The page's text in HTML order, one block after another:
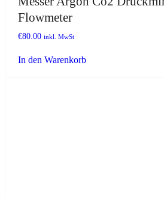
Flowmeter
€80.00 inkl. MwSt
In den Warenkorb